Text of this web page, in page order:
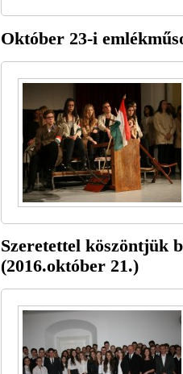
Október 23-i
Szeretettel köszöntjük
(2016.október 21.)